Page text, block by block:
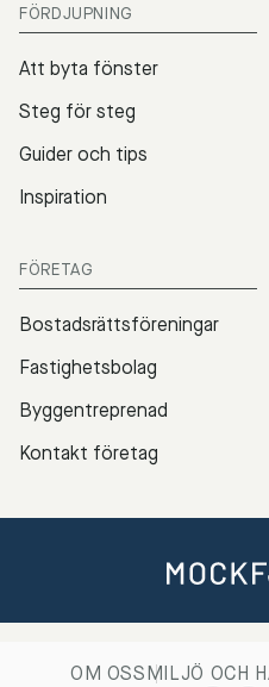
FÖRDJUPNING
Att byta fönster
Steg för steg
Guider och tips
Inspiration
FÖRETAG
Bostadsrättsföreningar
Fastighetsbolag
Byggentreprenad
Kontakt företag
OM OSSMILJÖ OCH